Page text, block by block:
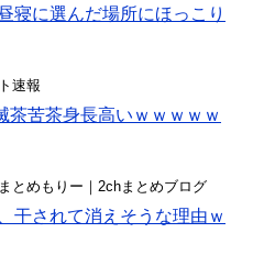
寝に選んだ場所にほっこり
速報
茶苦茶身長高いｗｗｗｗｗ
とめもりー｜2chまとめブログ
干されて消えそうな理由ｗ